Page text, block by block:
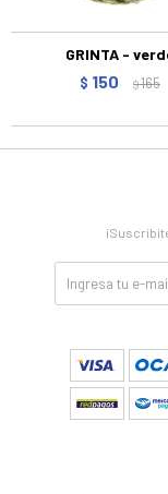
GRINTA -
$ 150 $165